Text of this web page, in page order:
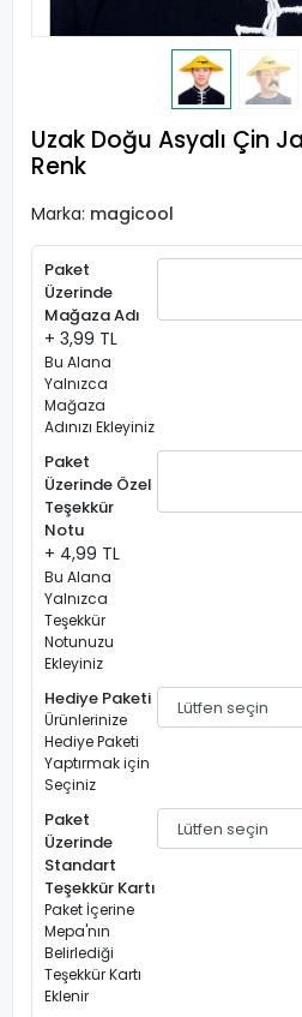
Uzak Doğu Asyalı Çin
Renk
Marka: magicool
Paket
Üzerinde
Mağaza Adı
+ 3,99 TL
Bu Alana
Yalnızca
Mağaza
Adınızı Ekleyiniz
Paket
Üzerinde Özel
Teşekkür
Notu
+ 4,99 TL
Bu Alana
Yalnızca
Teşekkür
Notunuzu
Ekleyiniz
Hediye Paketi
Ürünlerinize
Hediye Paketi
Yaptırmak için
Seçiniz
Paket
Üzerinde
Standart
Teşekkür Kartı
Paket İçerine
Mepa'nın
Belirlediği
Teşekkür Kartı
Eklenir